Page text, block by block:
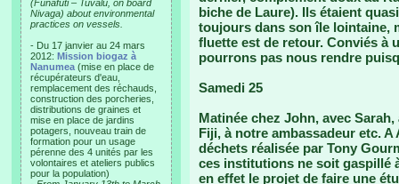
(Funafuti – Tuvalu, on board
Nivaga) about environmental
practices on vessels.
- Du 17 janvier au 24 mars
2012: Mission biogaz à
Nanumea (mise en place de
récupérateurs d'eau,
remplacement des réchauds,
construction des porcheries,
distributions de graines et
mise en place de jardins
potagers, nouveau train de
formation pour un usage
pérenne des 4 unités par les
volontaires et ateliers publics
pour la population)
biche de Laure). Ils étaient
toujours dans son île lointaine,
fluette est de retour. Conviés à
pourrons pas nous rendre
Samedi 25
Matinée chez John, avec
Fiji, à notre ambassadeur etc.
déchets réalisée par Tony
ces institutions ne soit gaspillé
en effet le projet de faire une